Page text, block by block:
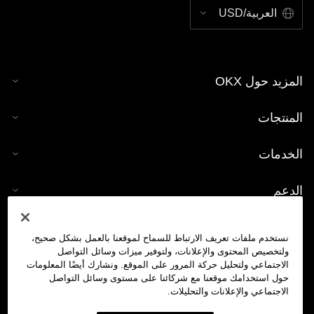
العربية/USD
المزيد حول OKX
المنتجات
الخدمات
الدعم
حاسبة العملات الرقمية
تداول
نستخدم ملفات تعريف الارتباط للسماح لموقعنا بالعمل بشكل صحيح،
ولتخصيص المحتوى والإعلانات، ولتوفير ميزات وسائل التواصل
الاجتماعي ولتحليل حركة المرور على الموقع. ونشارك أيضًا المعلومات
حول استخدامك موقعنا مع شركائنا على مستوى وسائل التواصل
الاجتماعي والإعلانات والتحليلات.